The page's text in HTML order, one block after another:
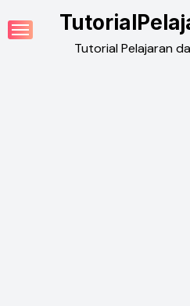
to
Tutorial Pelajaran